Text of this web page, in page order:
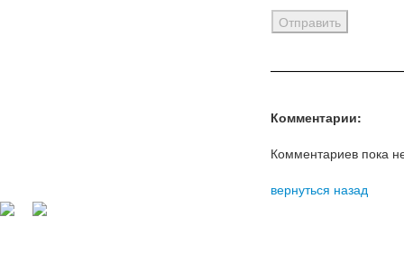
Комментарии:
Комментариев пока
вернуться назад